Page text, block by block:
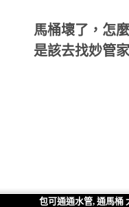
馬桶壞了，怎
是該去找妙管
包可通通水管, 通馬桶